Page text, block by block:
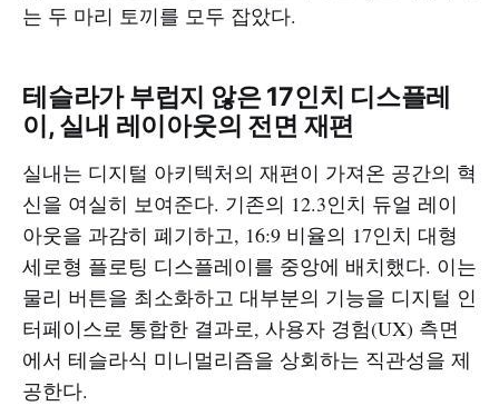
는 두 마리 토끼를 모두 잡았다.
테슬라가 부럽지 않은 17인치 디스플레
이, 실내 레이아웃의 전면 재편
실내는 디지털 아키텍처의 재편이 가져온 공간의 혁
신을 여실히 보여준다. 기존의 12.3인치 듀얼 레이
아웃을 과감히 폐기하고, 16:9 비율의 17인치 대형
세로형 플로팅 디스플레이를 중앙에 배치했다. 이는
물리 버튼을 최소화하고 대부분의 기능을 디지털 인
터페이스로 통합한 결과로, 사용자 경험(UX) 측면
에서 테슬라식 미니멀리즘을 상회하는 직관성을 제
공한다.